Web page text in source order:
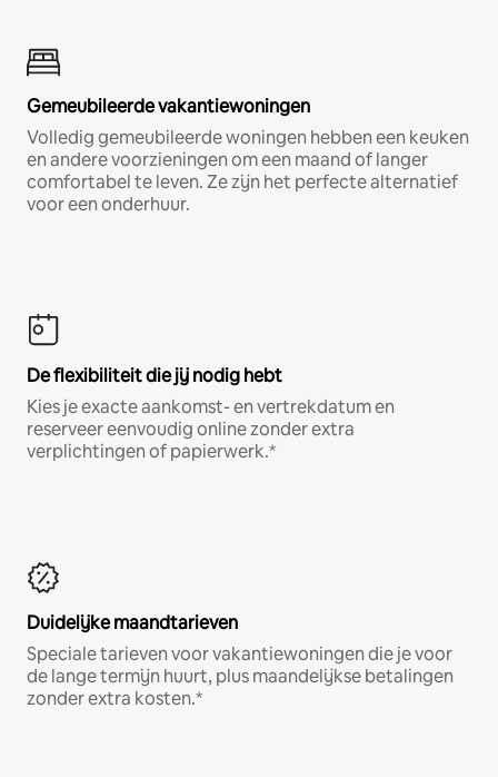
Gemeubileerde vakantiewoningen
Volledig gemeubileerde woningen hebben een keuken
en andere voorzieningen om een maand of langer
comfortabel te leven. Ze zijn het perfecte alternatief
voor een onderhuur.
De flexibiliteit die jij nodig hebt
Kies je exacte aankomst- en vertrekdatum en
reserveer eenvoudig online zonder extra
verplichtingen of papierwerk.*
Duidelijke maandtarieven
Speciale tarieven voor vakantiewoningen die je voor
de lange termijn huurt, plus maandelijkse betalingen
zonder extra kosten.*